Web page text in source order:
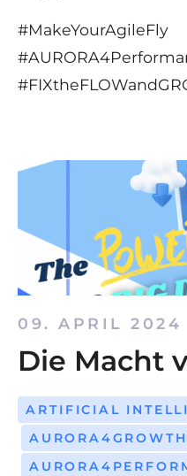
#MakeYourAgileFly
#FIXtheFLOWand
09. APRIL 2024
Die Macht
ARTIFICIAL
AURORA4GROWTH